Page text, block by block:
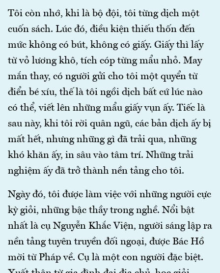
Tôi còn nhớ, khi là bộ đội, tôi từng dịch một
cuốn sách. Lúc đó, điều kiện thiếu thốn đến
mức không có bút, không có giấy. Giấy thì lấy
từ vỏ lương khô, tích cóp từng mẩu nhỏ. May
mắn thay, có người gửi cho tôi một quyển từ
điển bé xíu, thế là tôi ngồi dịch bất cứ lúc nào
có thể, viết lên những mẩu giấy vụn ấy. Tiếc là
sau này, khi tôi rời quân ngũ, các bản dịch ấy bị
mất hết, nhưng những gì đã trải qua, những
khó khăn ấy, in sâu vào tâm trí. Những trải
nghiệm ấy đã trở thành nền tảng cho tôi.
Ngày đó, tôi được làm việc với những người cực
kỳ giỏi, những bậc thầy trong nghề. Nổi bật
nhất là cụ Nguyễn Khắc Viện, người sáng lập ra
nền tảng tuyên truyền đối ngoại, được Bác Hồ
mời từ Pháp về. Cụ là một con người đặc biệt.